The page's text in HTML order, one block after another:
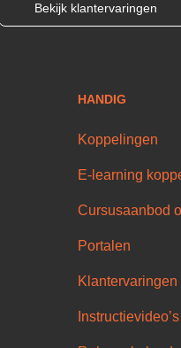
Bekijk klantervaringen
HANDIG
Koppelingen
E-learning
Cursusaanbod
Portalen
Klantervaringen
Instructievideo’s